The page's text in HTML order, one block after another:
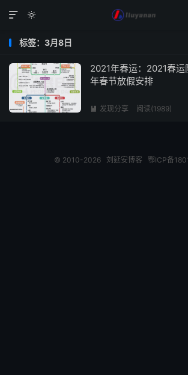


标签：3月8日
2021年春运：2021春运
年春节放假安排
 发现分享 阅读(1989)
© 2010-2026 刘延安博客 鄂ICP备